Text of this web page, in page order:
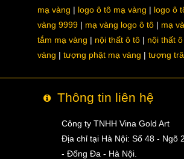
mạ vàng
logo ô tô mạ vàng logo ô
vàng 9999
mạ vàng logo ô tô mạ
tắm mạ vàng
nội thất ô tô nội thất
vàng
tượng phật mạ vàng tượng
Thông tin liên hệ
Công ty TNHH Vina Gold Art
Địa chỉ tại Hà Nội: Số 48 - Ngõ
- Đống Đa - Hà Nội.